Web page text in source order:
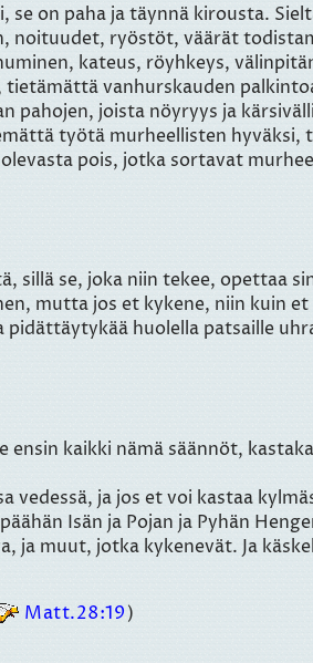
se on paha ja täynnä kirousta.
noituudet, ryöstöt, väärät
kateus, röyhkeys,
vanhurskauden
pahojen, joista nöyryys ja
työtä murheellisten
pois, jotka sortavat
se, joka niin tekee, opettaa
mutta jos et kykene, niin kuin et
huolella patsaille
kaikki nämä säännöt,
ja jos et voi kastaa
Isän ja Pojan ja Pyhän
muut, jotka kykenevät. Ja
Matt.28:19)